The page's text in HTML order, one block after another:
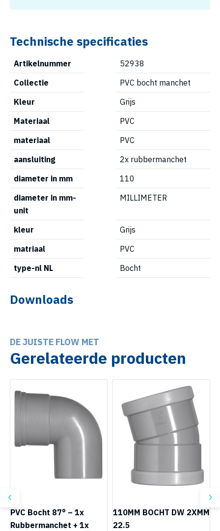
Technische specificaties
Artikelnummer
52938
Collectie
PVC bocht manchet
Kleur
Grijs
Materiaal
PVC
materiaal
PVC
aansluiting
2x rubbermanchet
diameter in mm
110
diameter in mm-
unit
MILLIMETER
kleur
Grijs
matriaal
PVC
type-nl NL
Bocht
Downloads
DE JUISTE FLOW MET
Gerelateerde producten
PVC Bocht 87° – 1x
Rubbermanchet + 1x
110MM BOCHT DW 2XMM
22.5